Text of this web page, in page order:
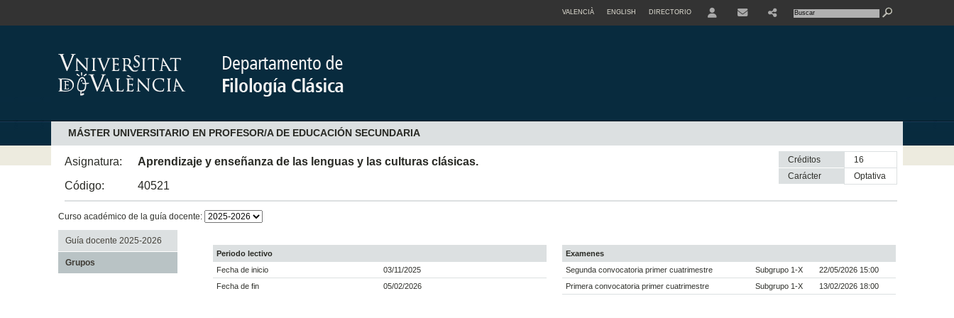
VALENCIÀ ENGLISH DIRECTORIO
MÁSTER UNIVERSITARIO EN PROFESOR/A DE EDUCACIÓN SECUNDARIA
Asignatura:
Aprendizaje y enseñanza de las lenguas y las culturas clásicas.
Código:
40521
Créditos
16
Carácter
optativa
Curso académico de la guía docente:
Guía docente 2025-2026
Grupos
Periodo lectivo
Fecha de inicio
03/11/2025
Fecha de fin
05/02/2026
Examenes
Segunda convocatoria primer cuatrimestre
Subgrupo 1-X
22/05/2026 15:00
Primera convocatoria primer cuatrimestre
Subgrupo 1-X 13/02/2026 18:00